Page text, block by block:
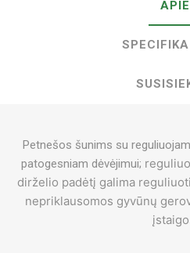
APIE
Petnešos šunims su
patogesniam dėvėjimui;
dirželio padėtį galima
nepriklausomos gyvūnų